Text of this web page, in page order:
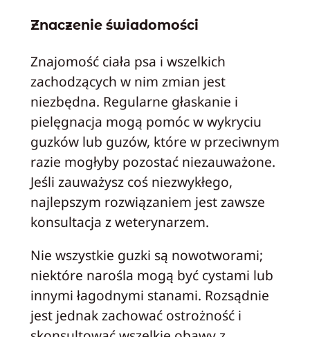
Znaczenie świadomości
Znajomość ciała psa i wszelkich
zachodzących w nim zmian jest
niezbędna. Regularne głaskanie i
pielęgnacja mogą pomóc w wykryciu
guzków lub guzów, które w przeciwnym
razie mogłyby pozostać niezauważone.
Jeśli zauważysz coś niezwykłego,
najlepszym rozwiązaniem jest zawsze
konsultacja z weterynarzem.
Nie wszystkie guzki są nowotworami;
niektóre narośla mogą być cystami lub
innymi łagodnymi stanami. Rozsądnie
jest jednak zachować ostrożność i